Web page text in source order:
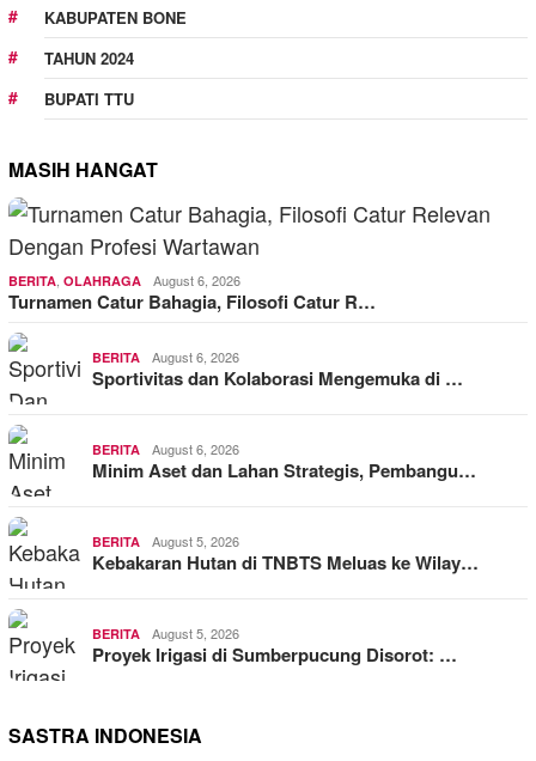
KABUPATEN BONE
TAHUN 2024
BUPATI TTU
MASIH HANGAT
BERITA OLAHRAGA August 6, 2026
Turnamen Catur Bahagia, Filosofi Catur R…
BERITA August 6, 2026
Sportivitas dan Kolaborasi Mengemuka di …
BERITA August 6, 2026
Minim Aset dan Lahan Strategis, Pembangu…
BERITA August 5, 2026
Kebakaran Hutan di TNBTS Meluas ke Wilay…
BERITA August 5, 2026
Proyek Irigasi di Sumberpucung Disorot: …
SASTRA INDONESIA